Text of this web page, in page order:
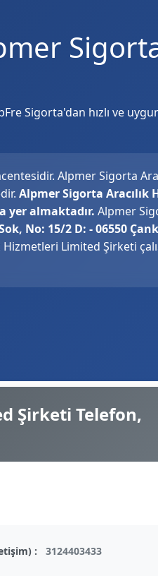
Sigorta
Sigorta'dan hızlı ve
Alpmer Sigorta
Alpmer Sigorta Aracılık
yer almaktadır. Alpmer
No: 15/2 D: - 06550
Limited Şirketi
Şirketi Telefon,
: 3124403433